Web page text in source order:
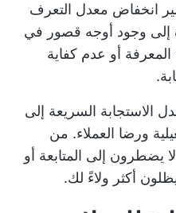
انخفاض معدل التعرف
إلى وجود أوجه قصور في
أو عدم كفاية
الاستجابة السريعة إلى
ورضا العملاء. من
يضطرون إلى المتابعة أو
أكثر ولاءً لك.